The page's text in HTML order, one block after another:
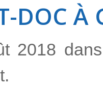
DOC À
2018